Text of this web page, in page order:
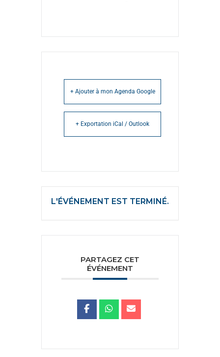
+ Ajouter à mon Agenda Google
+ Exportation iCal / Outlook
L'ÉVÉNEMENT EST TERMINÉ.
PARTAGEZ CET
ÉVÉNEMENT